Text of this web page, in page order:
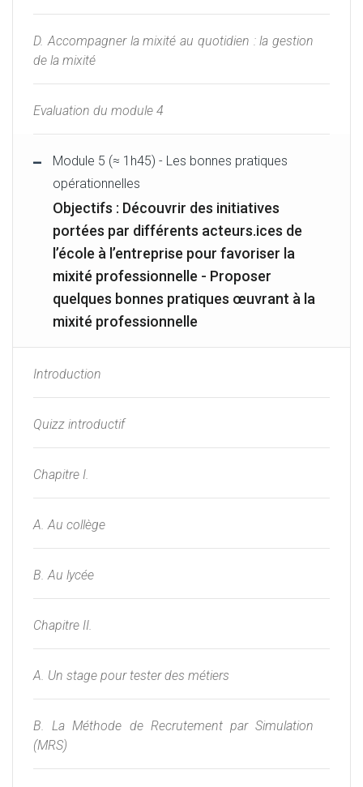
D. Accompagner la mixité au quotidien : la gestion
de la mixité
Evaluation du module 4
Module 5 (≈ 1h45) - Les bonnes pratiques
opérationnelles
Objectifs : Découvrir des initiatives
portées par différents acteurs.ices de
l’école à l’entreprise pour favoriser la
mixité professionnelle - Proposer
quelques bonnes pratiques œuvrant à la
mixité professionnelle
Introduction
Quizz introductif
Chapitre I.
A. Au collège
B. Au lycée
Chapitre II.
A. Un stage pour tester des métiers
B. La Méthode de Recrutement par Simulation
(MRS)